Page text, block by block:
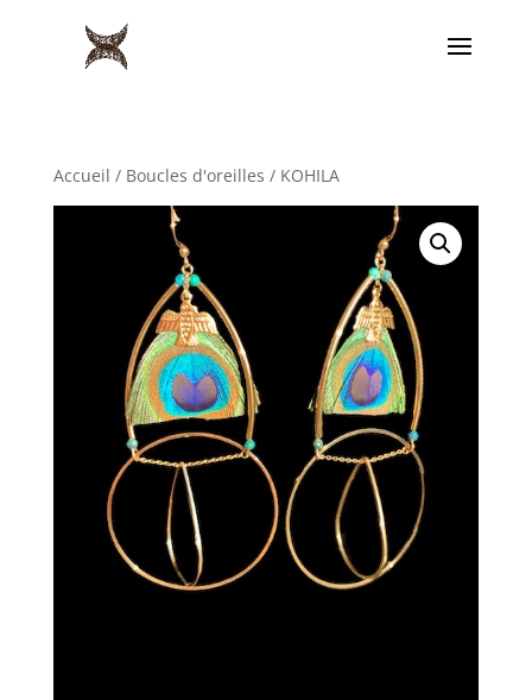
Accueil / Boucles d'oreilles / KOHILA